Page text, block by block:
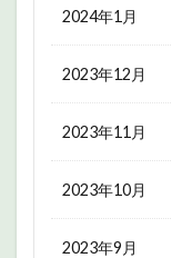
2024年1月
2023年12月
2023年11月
2023年10月
2023年9月